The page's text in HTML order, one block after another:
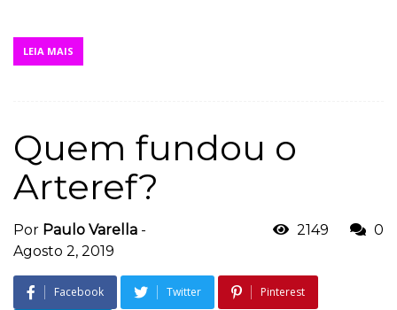
LEIA MAIS
Quem fundou o
Arteref?
Por Paulo Varella -
Agosto 2, 2019
2149 0
Facebook Twitter Pinterest